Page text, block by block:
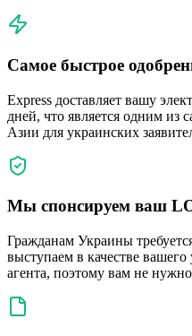
Самое быстрое
Express доставляет вашу
дней, что является одним из
Азии для украинских
Мы спонсируем ваш
Гражданам Украины
выступаем в качестве
агента, поэтому вам не нужно